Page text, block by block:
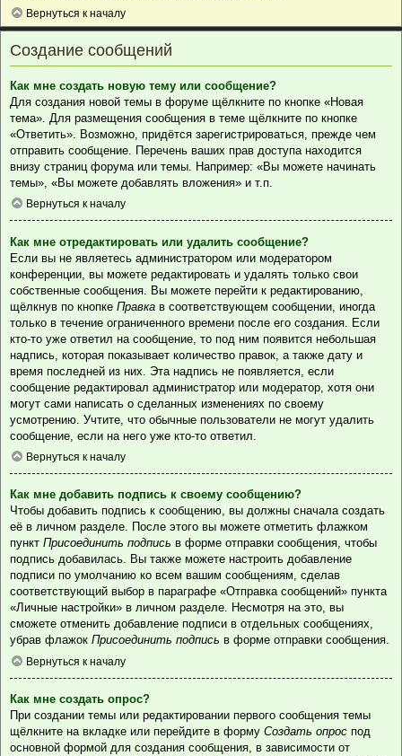
Вернуться к началу
Создание сообщений
Как мне создать новую тему или сообщение?
Для создания новой темы в форуме щёлкните по кнопке «Новая
тема». Для размещения сообщения в теме щёлкните по кнопке
«Ответить». Возможно, придётся зарегистрироваться, прежде чем
отправить сообщение. Перечень ваших прав доступа находится
внизу страниц форума или темы. Например: «Вы можете начинать
темы», «Вы можете добавлять вложения» и т.п.
Вернуться к началу
Как мне отредактировать или удалить сообщение?
Если вы не являетесь администратором или модератором
конференции, вы можете редактировать и удалять только свои
собственные сообщения. Вы можете перейти к редактированию,
щёлкнув по кнопке Правка в соответствующем сообщении, иногда
только в течение ограниченного времени после его создания. Если
кто-то уже ответил на сообщение, то под ним появится небольшая
надпись, которая показывает количество правок, а также дату и
время последней из них. Эта надпись не появляется, если
сообщение редактировал администратор или модератор, хотя они
могут сами написать о сделанных изменениях по своему
усмотрению. Учтите, что обычные пользователи не могут удалить
сообщение, если на него уже кто-то ответил.
Вернуться к началу
Как мне добавить подпись к своему сообщению?
Чтобы добавить подпись к сообщению, вы должны сначала создать
её в личном разделе. После этого вы можете отметить флажком
пункт Присоединить подпись в форме отправки сообщения, чтобы
подпись добавилась. Вы также можете настроить добавление
подписи по умолчанию ко всем вашим сообщениям, сделав
соответствующий выбор в параграфе «Отправка сообщений» пункта
«Личные настройки» в личном разделе. Несмотря на это, вы
сможете отменить добавление подписи в отдельных сообщениях,
убрав флажок Присоединить подпись в форме отправки сообщения.
Вернуться к началу
Как мне создать опрос?
При создании темы или редактировании первого сообщения темы
щёлкните на вкладке или перейдите в форму Создать опрос под
основной формой для создания сообщения, в зависимости от